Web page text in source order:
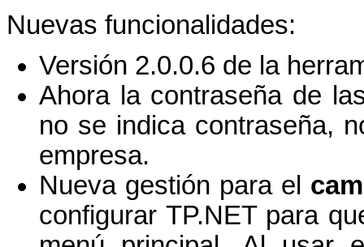
Nuevas funcionalidades:
Versión 2.0.0.6 de la
Ahora la contraseña de
no se indica contraseña,
empresa.
Nueva gestión para el
configurar TP.NET para